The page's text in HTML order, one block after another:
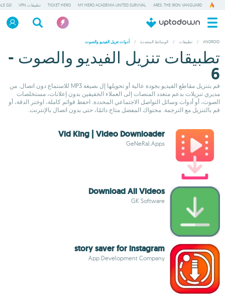
ARES: THE IRON VANGUARD
MY HERO ACADEMIA UNITED SURVIVAL
TICKET HERO تطبيقات VPN GD
ANDROID
/ تطبيقات / الوسائط المتعددة / أدوات تنزيل الفيديو والصوت
تطبيقات تنزيل الفيديو والصوت -
6
قم بتنزيل مقاطع الفيديو بجودة عالية أو تحويلها إل ىصيغة MP3 للاستماع دون اتصال. من
مديري تنزيلات بدعم متعدد المنصات إلى العملاء الخفيفين بدون إعلانات، مستخلصات
الصوت، أو أدوات وسائل التواصل الاجتماعي المحددة. احفظ قوائم كاملة، اوختر الدقة، أو
قم بالتنزيل مع الترجمة. محتواك المفضل متاح دائمًا، حتى بدون اتصال بالإنترنت.
Vid King | Video Downloader
GeNeRal.Apps
Download All Videos
GK Software
story saver for instagram
App Development Company